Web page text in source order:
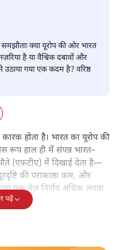
क्या यूरोप की ओर भारत
है या वैश्विक दबावों और
गया एक कदम है? वरिष्ठ
होता है। भारत का यूरोप की
हाल ही में संपन्न भारत–
(एफ़टीए) में दिखाई देता है—
की पराकाष्ठा कम, और
गया एक तेज़ निर्णय अधिक लगता
पढ़ें